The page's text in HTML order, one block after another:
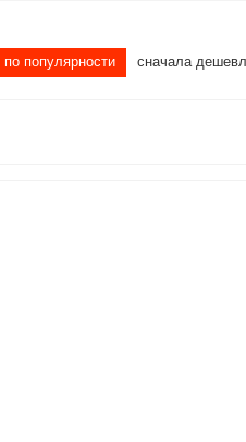
по популярности сначала